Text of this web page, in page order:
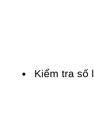
Kiểm tra số